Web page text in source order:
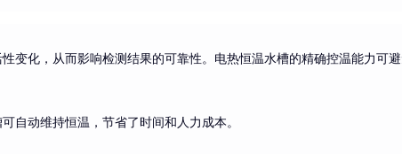
变化，从而影响检测结果的可靠性。电热恒温水槽的精确控温能力可
自动维持恒温，节省了时间和人力成本。